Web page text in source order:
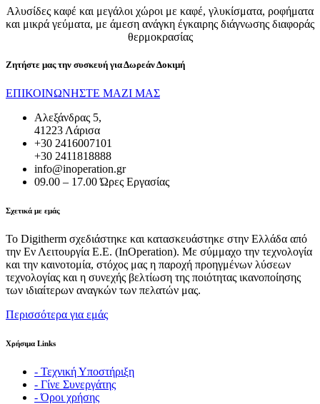
Αλυσίδες καφέ και μεγάλοι χώροι με καφέ, γλυκίσματα, ροφήματα
και μικρά γεύματα, με άμεση ανάγκη έγκαιρης διάγνωσης διαφοράς
θερμοκρασίας
Ζητήστε μας την συσκευή γιαΔωρεάν Δοκιμή
ΕΠΙΚΟΙΝΩΝΗΣΤΕ ΜΑΖΙ ΜΑΣ
Αλεξάνδρας 5,
41223 Λάρισα
+30 2416007101
+30 2411818888
info@inoperation.gr
09.00 – 17.00 Ώρες Εργασίας
Σχετικά με εμάς
Το Digitherm σχεδιάστηκε και κατασκευάστηκε στην Ελλάδα από
την Εν Λειτουργία Ε.Ε. (InOperation). Με σύμμαχο την τεχνολογία
και την καινοτομία, στόχος μας η παροχή προηγμένων λύσεων
τεχνολογίας και η συνεχής βελτίωση της ποιότητας ικανοποίησης
των ιδιαίτερων αναγκών των πελατών μας.
Περισσότερα για εμάς
Χρήσιμα Links
- Τεχνική Υποστήριξη
- Γίνε Συνεργάτης
- Όροι χρήσης